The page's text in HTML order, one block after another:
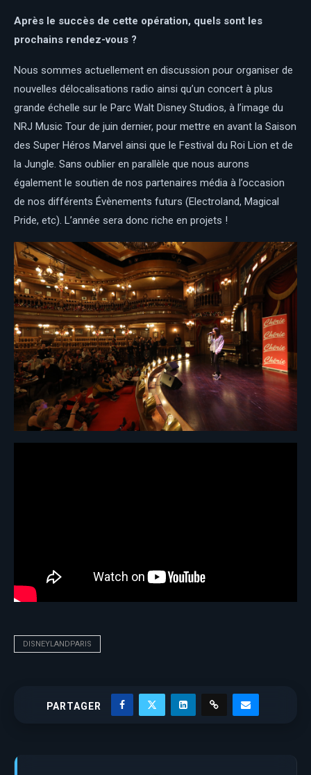
Après le succès de cette opération, quels sont les
prochains rendez-vous ?
Nous sommes actuellement en discussion pour organiser de
nouvelles délocalisations radio ainsi qu’un concert à plus
grande échelle sur le Parc Walt Disney Studios, à l’image du
NRJ Music Tour de juin dernier, pour mettre en avant la Saison
des Super Héros Marvel ainsi que le Festival du Roi Lion et de
la Jungle. Sans oublier en parallèle que nous aurons
également le soutien de nos partenaires média à l’occasion
de nos différents Évènements futurs (Electroland, Magical
Pride, etc). L’année sera donc riche en projets !
DISNEYLANDPARIS
PARTAGER